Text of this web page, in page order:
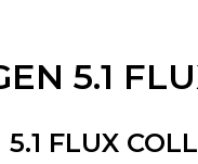
5.1
FLUX